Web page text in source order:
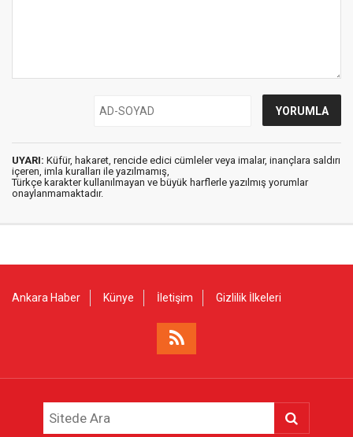
UYARI: Küfür, hakaret, rencide edici cümleler veya imalar, inançlara saldırı
içeren, imla kuralları ile yazılmamış,
Türkçe karakter kullanılmayan ve büyük harflerle yazılmış yorumlar
onaylanmamaktadır.
Ankara Haber Künye İletişim Gizlilik İlkeleri